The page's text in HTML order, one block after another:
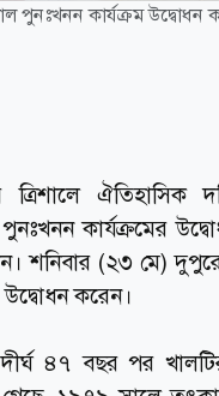
পুনঃখনন কার্যক্রম উদ্বোধন
ত্রিশালে ঐতিহাসিক
কার্যক্রমের
শনিবার (২৩ মে)
উদ্বোধন করেন।
৪৭ বছর পর